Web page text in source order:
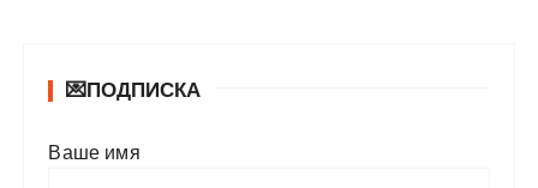
💌ПОДПИСКА
Ваше имя